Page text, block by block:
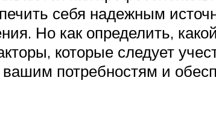
себя надежным
Но как определить,
которые следует
потребностям и